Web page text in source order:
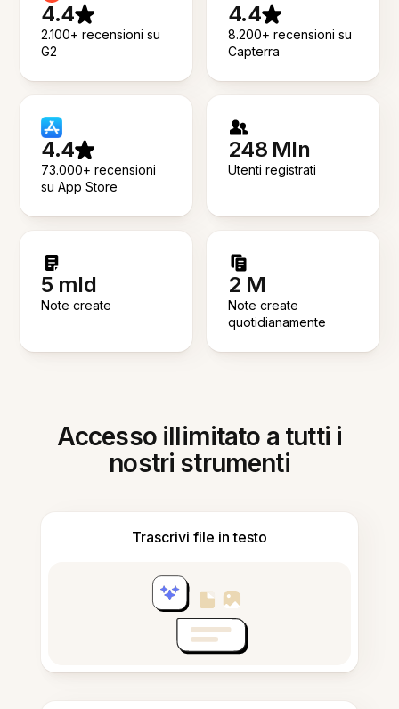
4.4
2.100+ recensioni su
G2
4.4
8.200+ recensioni su
Capterra
4.4
73.000+ recensioni
su App Store
248 Mln
Utenti registrati
5 mld
Note create
2 M
Note create
quotidianamente
Accesso illimitato a tutti i
nostri strumenti
Trascrivi file in testo